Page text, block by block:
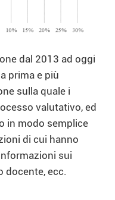
dal 2013 ad oggi
prima e più
sulla quale i
valutativo, ed
in modo semplice
di cui hanno
sui
docente, ecc.